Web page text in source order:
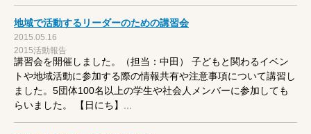
地域で活動するリーダーのための講習会
2015.05.16
2015活動報告
講習会を開催しました。（担当：中田） 子どもと関わるイベン
トや地域活動に参加する際の情報共有や注意事項について講習し
ました。5団体100名以上の学生や社会人メンバーに参加しても
らいました。 【日にち】...